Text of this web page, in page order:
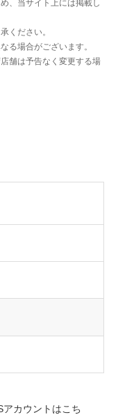
カウントはこち